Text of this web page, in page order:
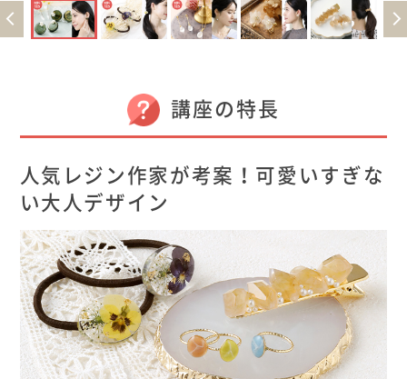
講座の特長
人気レジン作家が考案！可愛いすぎな
い大人デザイン